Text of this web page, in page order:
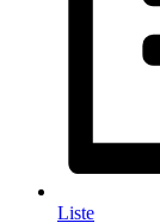
Liste